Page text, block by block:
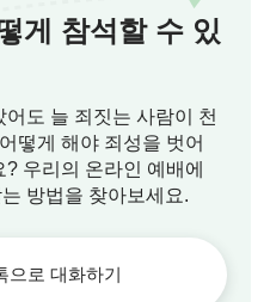
타나고 공개된다. 한편,
험하면서 끊임없이 성품
다. 그 변화는 어디에서
화하는 하나님의 사역에
의 성품도 변화될 수 있
없는 변화는 받아들이지
겠느냐?
게 참석할 수 있
도 늘 죄짓는 사람이 천
떻게 해야 죄성을 벗어
우리의 온라인 예배에
방법을 찾아보세요.
으로 대화하기